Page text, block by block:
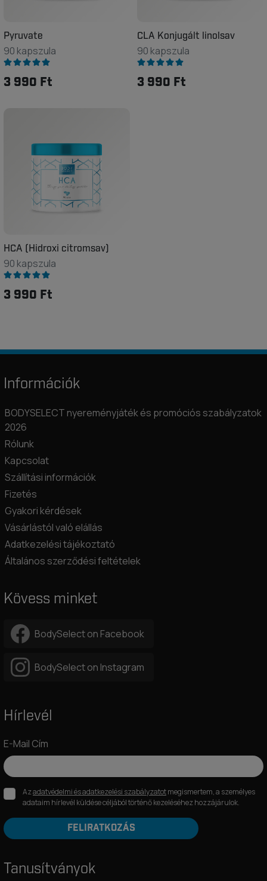
Pyruvate
90 kapszula
3 990 Ft
CLA Konjugált linolsav
90 kapszula
3 990 Ft
HCA (Hidroxi citromsav)
90 kapszula
3 990 Ft
Információk
BODYSELECT nyereményjáték és promóciós szabályzatok
2026
Rólunk
Kapcsolat
Szállítási információk
Fizetés
Gyakori kérdések
Vásárlástól való elállás
Adatkezelési tájékoztató
Általános szerződési feltételek
Kövess minket
BodySelect on Facebook
BodySelect on Instagram
Hírlevél
E-Mail Cím
Azadatvédelmi és adatkezelési szabályzatotmegismertem, a személyes
adataim hírlevél küldése céljából történő kezeléséhez hozzájárulok.
FELIRATKOZÁS
Tanusítványok